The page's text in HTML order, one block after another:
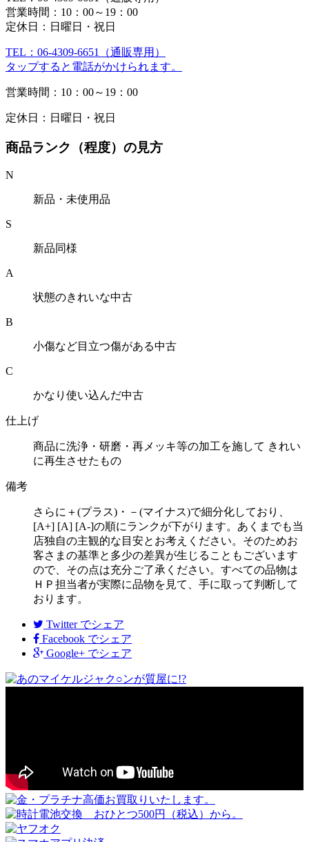
営業時間：10：00～19：00
定休日：日曜日・祝日
TEL：06-4309-6651（通販専用）
タップすると電話がかけられます。
営業時間：10：00～19：00
定休日：日曜日・祝日
商品ランク（程度）の見方
N
新品・未使用品
S
新品同様
A
状態のきれいな中古
B
小傷など目立つ傷がある中古
C
かなり使い込んだ中古
仕上げ
商品に洗浄・研磨・再メッキ等の加工を施して きれい
に再生させたもの
備考
さらに＋(プラス)・－(マイナス)で細分化しており、
[A+] [A] [A-]の順にランクが下がります。あくまでも当
店独自の主観的な目安とお考えください。そのためお
客さまの基準と多少の差異が生じることもございます
ので、その点は充分ご了承ください。すべての品物は
ＨＰ担当者が実際に品物を見て、手に取って判断して
おります。
Twitter でシェア
Facebook でシェア
Google+ でシェア